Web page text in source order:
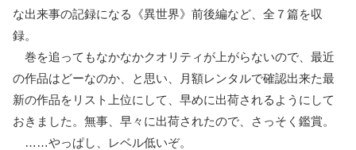
な出来事の記録になる《異世界》前後編など、全７篇を収
録。
巻を追ってもなかなかクオリティが上がらないので、最近
の作品はどーなのか、と思い、月額レンタルで確認出来た最
新の作品をリスト上位にして、早めに出荷されるようにして
おきました。無事、早々に出荷されたので、さっそく鑑賞。
……やっぱし、レベル低いぞ。